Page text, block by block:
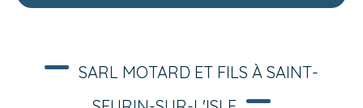
SARL MOTARD ET FILS À SAINT-